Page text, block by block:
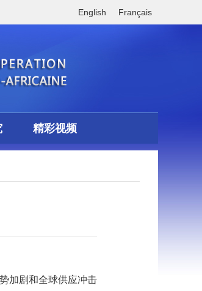
English Français
精彩视频
加剧和全球供应冲击